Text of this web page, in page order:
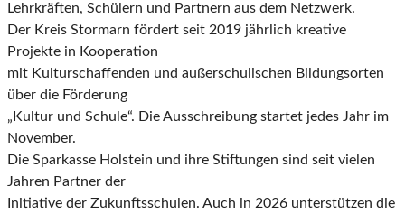
Lehrkräften, Schülern und Partnern aus dem Netzwerk.
Der Kreis Stormarn fördert seit 2019 jährlich kreative
Projekte in Kooperation
mit Kulturschaffenden und außerschulischen Bildungsorten
über die Förderung
„Kultur und Schule“. Die Ausschreibung startet jedes Jahr im
November.
Die Sparkasse Holstein und ihre Stiftungen sind seit vielen
Jahren Partner der
Initiative der Zukunftsschulen. Auch in 2026 unterstützen die